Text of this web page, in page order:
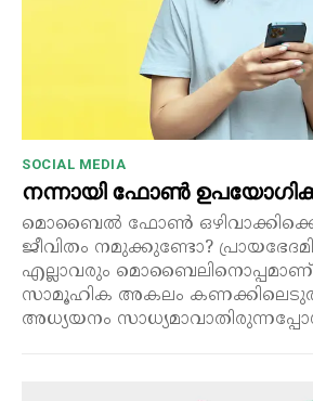
SOCIAL MEDIA
നന്നായി ഫോൺ
മൊബൈൽ ഫോൺ
ജീവിതം നമുക്കുണ്ടോ?
എല്ലാവരും മൊബൈലിനൊപ്പമാണ്.
സാമൂഹിക അകലം കണക്കിലെടുത്ത്
അധ്യയനം